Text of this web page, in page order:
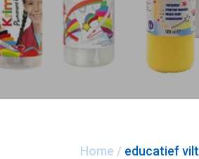
Home / educatief vilt